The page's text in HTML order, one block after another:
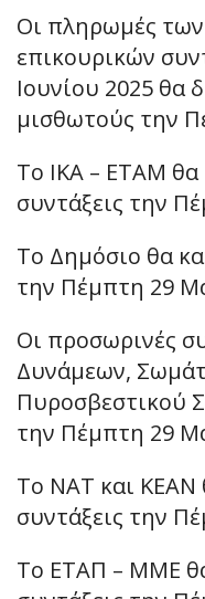
Οι πληρωμές
επικουρικών
Ιουνίου 2025 θα
μισθωτούς την
Το ΙΚΑ – ΕΤΑΜ θα
συντάξεις την
Το Δημόσιο θα
την Πέμπτη 29
Οι προσωρινές
Δυνάμεων,
Πυροσβεστικού
την Πέμπτη 29
Το ΝΑΤ και ΚΕΑΝ
συντάξεις την
Το ΕΤΑΠ – ΜΜΕ